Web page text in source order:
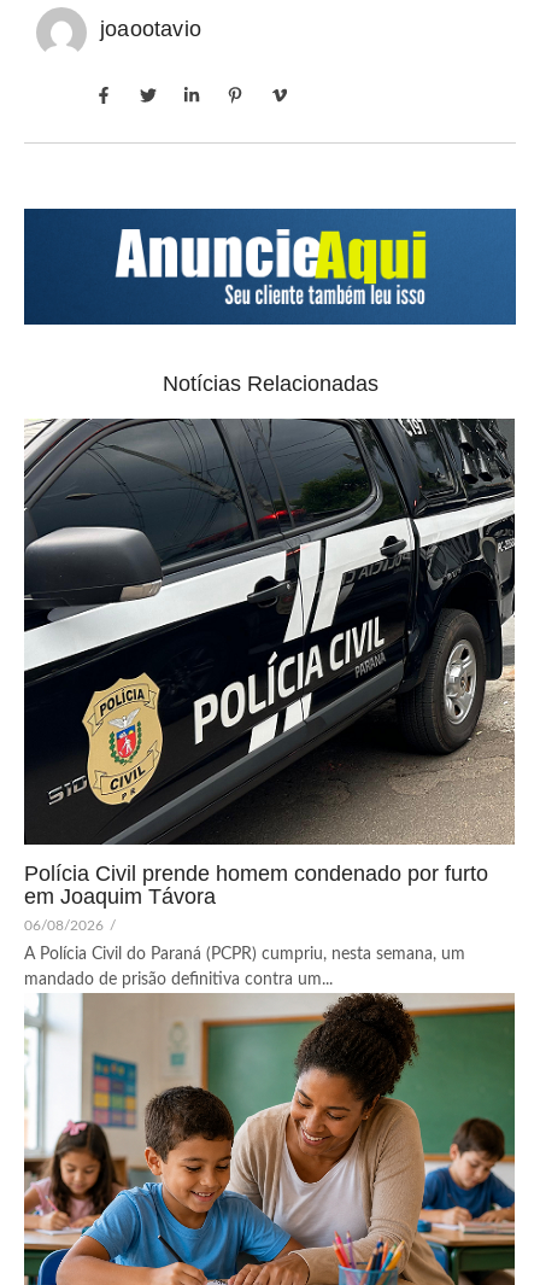
joaootavio
Notícias Relacionadas
Polícia Civil prende homem condenado por furto
em Joaquim Távora
06/08/2026 /
A Polícia Civil do Paraná (PCPR) cumpriu, nesta semana, um
mandado de prisão definitiva contra um...